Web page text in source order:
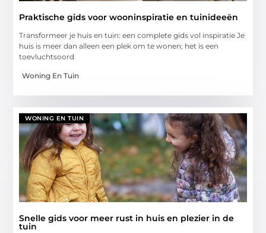
Praktische gids voor wooninspiratie en tuinideeën
Transformeer je huis en tuin: een complete gids vol inspiratie Je
huis is meer dan alleen een plek om te wonen; het is een
toevluchtsoord
Woning En Tuin
WONING EN TUIN
Snelle gids voor meer rust in huis en plezier in de
tuin